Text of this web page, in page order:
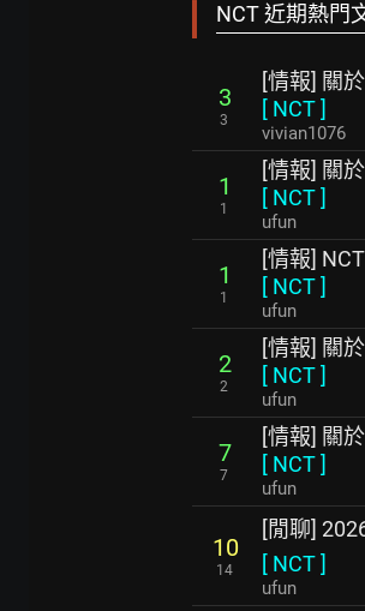
NCT 近期熱門
3
3
[情報] 關
[ NCT]
vivian1076
1
1
[情報] 關
[ NCT]
ufun
1
1
[情報]
[ NCT]
ufun
2
2
[情報] 關
[ NCT]
ufun
7
7
[情報] 關
[ NCT]
ufun
10
14
[閒聊]
[ NCT]
ufun